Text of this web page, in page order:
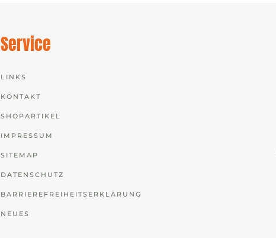
Service
LINKS
KONTAKT
SHOPARTIKEL
IMPRESSUM
SITEMAP
DATENSCHUTZ
BARRIEREFREIHEITSERKLÄRUNG
NEUES